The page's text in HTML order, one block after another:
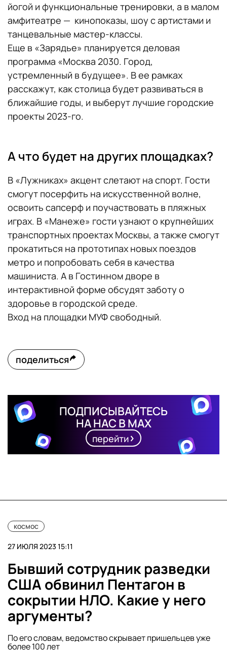
йогой и функциональные тренировки, а в малом
амфитеатре — кинопоказы, шоу с артистами и
танцевальные мастер-классы.
Еще в «Зарядье» планируется деловая
программа «Москва 2030. Город,
устремленный в будущее». В ее рамках
расскажут, как столица будет развиваться в
ближайшие годы, и выберут лучшие городские
проекты 2023-го.
А что будет на других площадках?
В «Лужниках» акцент слетают на спорт. Гости
смогут посерфить на искусственной волне,
освоить сапсерф и поучаствовать в пляжных
играх. В «Манеже» гости узнают о крупнейших
транспортных проектах Москвы, а также смогут
прокатиться на прототипах новых поездов
метро и попробовать себя в качества
машиниста. А в Гостинном дворе в
интерактивной форме обсудят заботу о
здоровье в городской среде.
Вход на площадки МУФ свободный.
поделиться
ПОДПИСЫВАЙТЕСЬ
НА НАС В MAX
перейти
космос
27 ИЮЛЯ 2023 15:11
Бывший сотрудник разведки
США обвинил Пентагон в
сокрытии НЛО. Какие у него
аргументы?
По его словам, ведомство скрывает пришельцев уже
более 100 лет